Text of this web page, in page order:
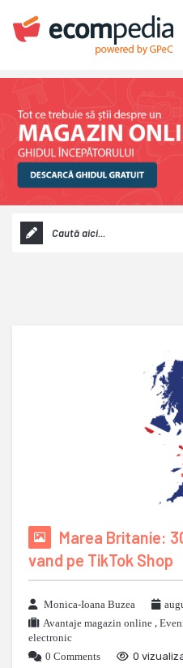
Marea Britanie:
vand pe TikTok Shop
Monica-Ioana Buzea
Avantaje magazin online ,
electronic
0 Comments
0